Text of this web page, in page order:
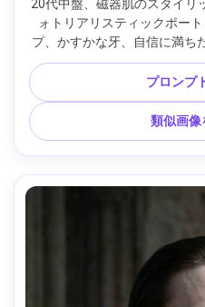
20代中盤、磁器肌のスタイリ
ォトリアリスティックポー
プ、かすかな牙、自信に満ち
レンチコートと赤いサテン
る。雨の降るネオン路地で、
シアンのバウンスを伴う強い
50mm f/1.2、タイトなバスト
尖ったムード。リアルな肌質
アル品質、高解像度、くっき
ド --
プロンプ
類似画